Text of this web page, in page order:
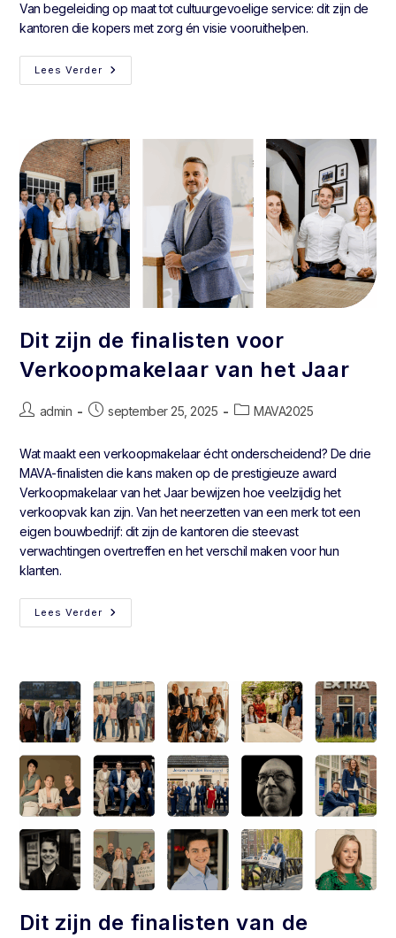
Van begeleiding op maat tot cultuurgevoelige service: dit zijn de
kantoren die kopers met zorg én visie vooruithelpen.
Lees Verder
Dit zijn de finalisten voor
Verkoopmakelaar van het Jaar
admin september 25, 2025 MAVA2025
Wat maakt een verkoopmakelaar écht onderscheidend? De drie
MAVA-finalisten die kans maken op de prestigieuze award
Verkoopmakelaar van het Jaar bewijzen hoe veelzijdig het
verkoopvak kan zijn. Van het neerzetten van een merk tot een
eigen bouwbedrijf: dit zijn de kantoren die steevast
verwachtingen overtreffen en het verschil maken voor hun
klanten.
Lees Verder
Dit zijn de finalisten van de